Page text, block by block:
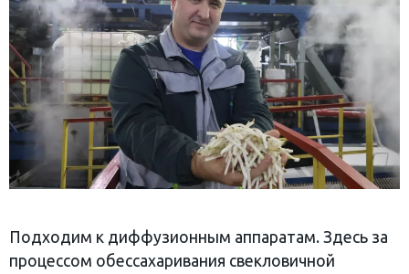
Подходим к диффузионным аппаратам. Здесь за
процессом обессахаривания свекловичной